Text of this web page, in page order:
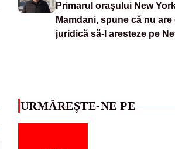
Primarul oraşului New
Mamdani, spune că nu
juridică să-l aresteze pe
URMĂREȘTE-NE PE